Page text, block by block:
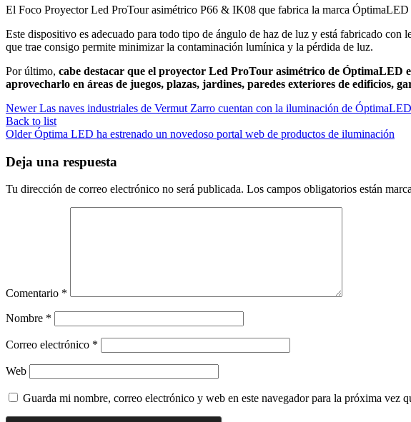
El Foco Proyector Led ProTour asimétrico P66 & IK08 que fabrica la marca
Este dispositivo es adecuado para todo tipo de ángulo de haz de luz y está fabricado
que trae consigo permite minimizar la contaminación lumínica y la pérdida de luz.
Por último, cabe destacar que el proyector Led ProTour asimétrico de
aprovecharlo en áreas de juegos, plazas, jardines, paredes exteriores de edificios,
Newer Las naves industriales de Vermut Zarro cuentan con la iluminación de ÓptimaLED
Back to list
Older Óptima LED ha estrenado un novedoso portal web de productos de iluminación
Deja una respuesta
Tu dirección de correo electrónico no será publicada. Los campos obligatorios están
Comentario *
Nombre *
Correo electrónico *
Web
Guarda mi nombre, correo electrónico y web en este navegador para la próxima vez